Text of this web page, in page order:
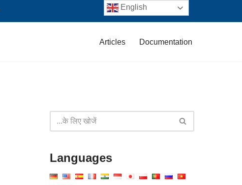
Articles Documentation
Languages
English